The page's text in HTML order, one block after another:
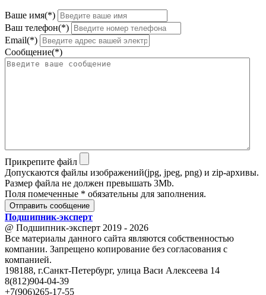
Ваше имя(*)
Ваш телефон(*)
Email(*)
Сообщение(*)
Прикрепите файл
Допускаются файлы изображений(jpg, jpeg, png) и zip-архивы.
Размер файла не должен превышать 3Mb.
Поля помеченные * обязательны для заполнения.
Отправить сообщение
Подшипник-эксперт
@ Подшипник-эксперт 2019 - 2026
Все материалы данного сайта являются собственностью
компании. Запрещено копирование без согласования с
компанией.
198188, г.Санкт-Петербург, улица Васи Алексеева 14
8(812)904-04-39
+7(906)265-17-55